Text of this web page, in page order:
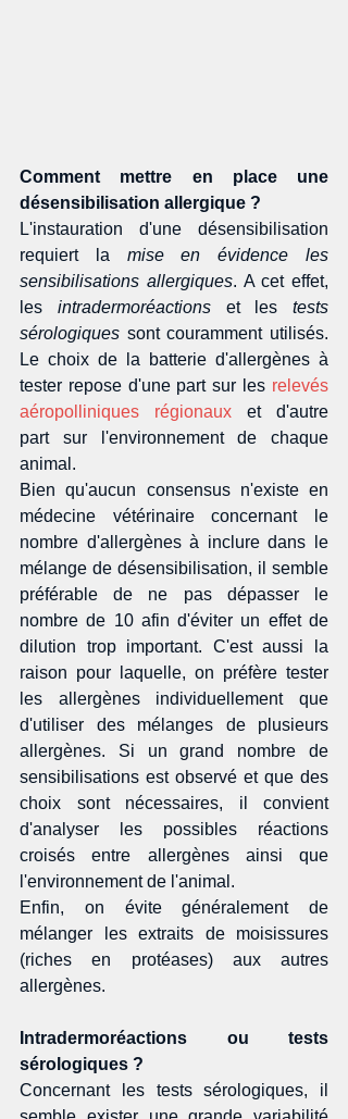
Comment mettre en place une
désensibilisation allergique ?
L'instauration d'une désensibilisation
requiert la mise en évidence les
sensibilisations allergiques. A cet effet,
les intradermoréactions et les tests
sérologiques sont couramment utilisés.
Le choix de la batterie d'allergènes à
tester repose d'une part sur les relevés
aéropolliniques régionaux et d'autre
part sur l'environnement de chaque
animal.
Bien qu'aucun consensus n'existe en
médecine vétérinaire concernant le
nombre d'allergènes à inclure dans le
mélange de désensibilisation, il semble
préférable de ne pas dépasser le
nombre de 10 afin d'éviter un effet de
dilution trop important. C'est aussi la
raison pour laquelle, on préfère tester
les allergènes individuellement que
d'utiliser des mélanges de plusieurs
allergènes. Si un grand nombre de
sensibilisations est observé et que des
choix sont nécessaires, il convient
d'analyser les possibles réactions
croisés entre allergènes ainsi que
l'environnement de l'animal.
Enfin, on évite généralement de
mélanger les extraits de moisissures
(riches en protéases) aux autres
allergènes.
Intradermoréactions ou tests
sérologiques ?
Concernant les tests sérologiques, il